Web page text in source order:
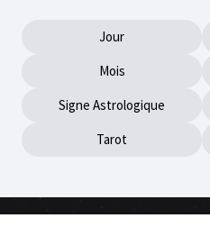
Jour
Mois
Signe Astrologique
Tarot